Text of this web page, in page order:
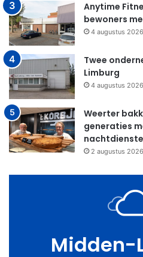
Anytime
bewoners
4 augustus 2026
Twee
Limburg
4 augustus 2026
Weerter
generaties
2 augustus 2026
Midden-